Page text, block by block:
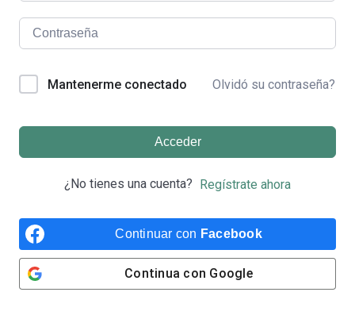
Mantenerme conectado Olvidó su contraseña?
Acceder
¿No tienes una cuenta? Regístrate ahora
Continuar con Facebook
Continua con Google